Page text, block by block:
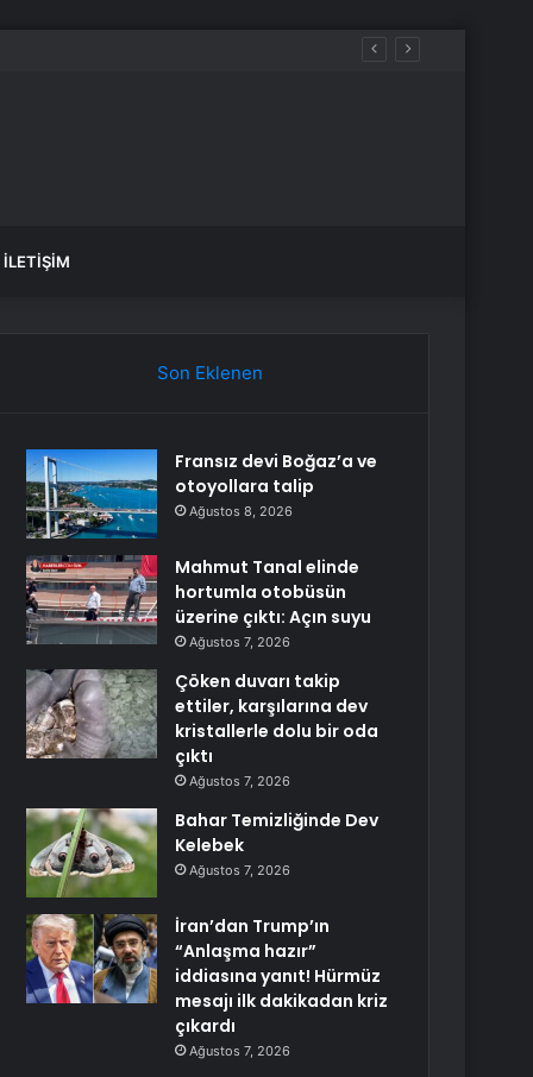
İLETIŞIM
Son Eklenen
Fransız devi Boğaz’a ve
otoyollara talip
Ağustos 8, 2026
Mahmut Tanal elinde
hortumla otobüsün
üzerine çıktı: Açın suyu
Ağustos 7, 2026
Çöken duvarı takip
ettiler, karşılarına dev
kristallerle dolu bir oda
çıktı
Ağustos 7, 2026
Bahar Temizliğinde Dev
Kelebek
Ağustos 7, 2026
İran’dan Trump’ın
“Anlaşma hazır”
iddiasına yanıt! Hürmüz
mesajı ilk dakikadan kriz
çıkardı
Ağustos 7, 2026